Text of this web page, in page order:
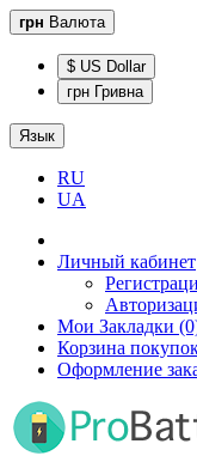
грн Валюта
$ US Dollar
грн Гривна
Язык
RU
UA
Личный кабинет
Мои Закладки
Корзина
Оформление